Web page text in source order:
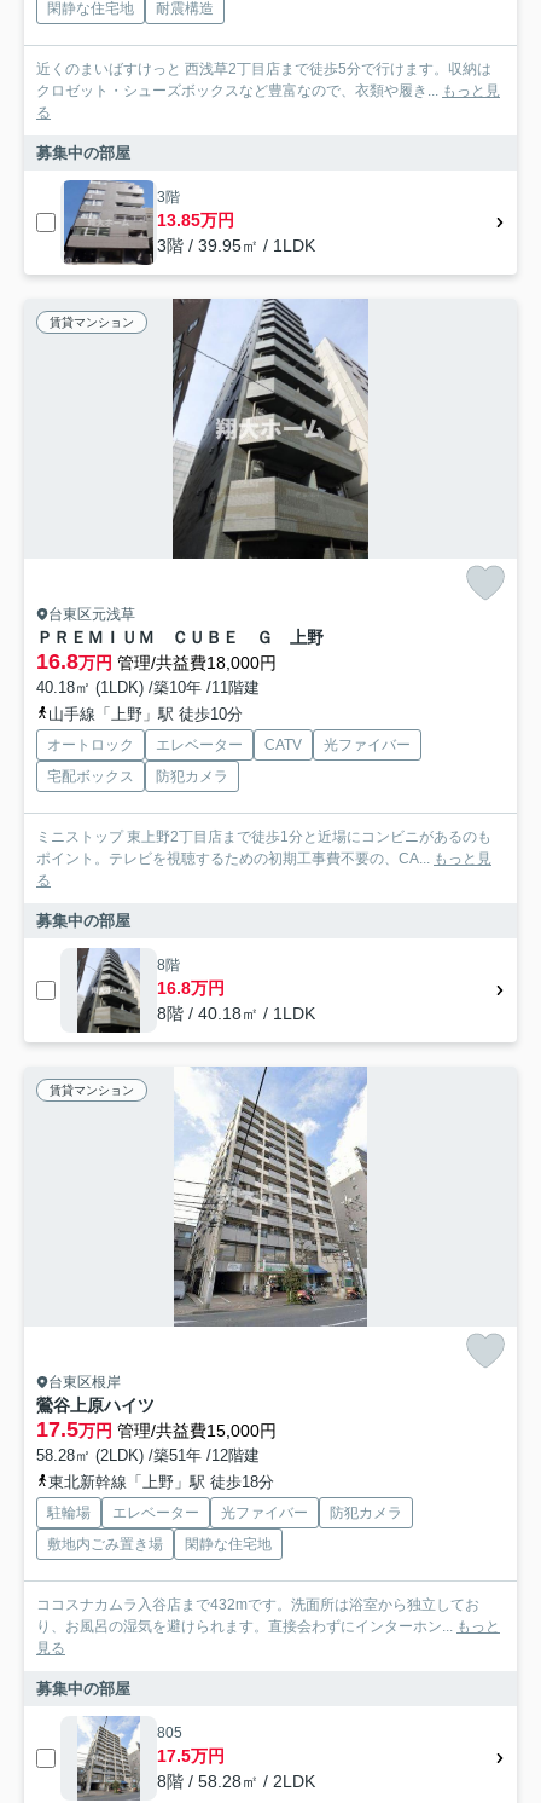
閑静な住宅地 耐震構造
近くのまいばすけっと 西浅草2丁目店まで徒歩5分で行けます。収納は
クロゼット・シューズボックスなど豊富なので、衣類や履き... もっと見
る
募集中の部屋
3階
13.85万円
3階 / 39.95㎡ / 1LDK
賃貸マンション
台東区元浅草
ＰＲＥＭＩＵＭ ＣＵＢＥ Ｇ 上野
16.8万円 管理/共益費18,000円
40.18㎡ (1LDK) /築10年 /11階建
山手線「上野」駅 徒歩10分
オートロック エレベーター CATV
光ファイバー
宅配ボックス
防犯カメラ
ミニストップ 東上野2丁目店まで徒歩1分と近場にコンビニがあるのも
ポイント。テレビを視聴するための初期工事費不要の、CA... もっと見
る
募集中の部屋
8階
16.8万円
8階 / 40.18㎡ / 1LDK
賃貸マンション
台東区根岸
鶯谷上原ハイツ
17.5万円 管理/共益費15,000円
58.28㎡ (2LDK) /築51年 /12階建
東北新幹線「上野」駅 徒歩18分
駐輪場 エレベーター 光ファイバー
防犯カメラ
敷地内ごみ置き場
閑静な住宅地
ココスナカムラ入谷店まで432mです。洗面所は浴室から独立してお
り、お風呂の湿気を避けられます。直接会わずにインターホン... もっと
見る
募集中の部屋
805
17.5万円
8階 / 58.28㎡ / 2LDK